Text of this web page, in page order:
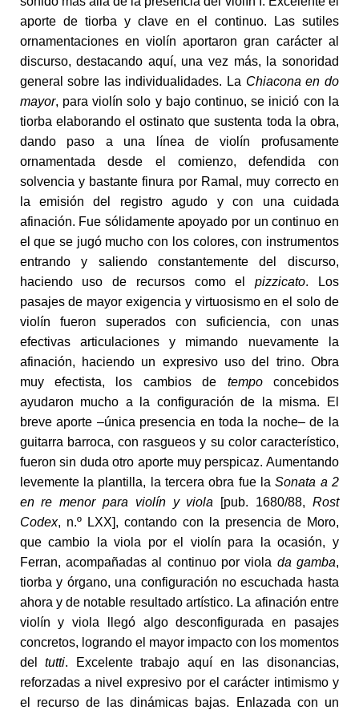
aporte de tiorba y clave en el continuo. Las sutiles
ornamentaciones en violín aportaron gran carácter al
discurso, destacando aquí, una vez más, la sonoridad
general sobre las individualidades. La Chiacona en do
mayor, para violín solo y bajo continuo, se inició con la
tiorba elaborando el ostinato que sustenta toda la obra,
dando paso a una línea de violín profusamente
ornamentada desde el comienzo, defendida con
solvencia y bastante finura por Ramal, muy correcto en
la emisión del registro agudo y con una cuidada
afinación. Fue sólidamente apoyado por un continuo en
el que se jugó mucho con los colores, con instrumentos
entrando y saliendo constantemente del discurso,
haciendo uso de recursos como elpizzicato. Los
pasajes de mayor exigencia y virtuosismo en el solo de
violín fueron superados con suficiencia, con unas
efectivas articulaciones y mimando nuevamente la
afinación, haciendo un expresivo uso del trino. Obra
muy efectista, los cambios de tempoconcebidos
ayudaron mucho a la configuración de la misma. El
breve aporte –única presencia en toda la noche– de la
guitarra barroca, con rasgueos y su color característico,
fueron sin duda otro aporte muy perspicaz. Aumentando
levemente la plantilla, la tercera obra fue laSonata a 2
en re menor para violín y viola [pub. 1680/88, Rost
Codex, n.º LXX], contando con la presencia de Moro,
que cambio la viola por el violín para la ocasión, y
Ferran, acompañadas al continuo por viola da gamba,
tiorba y órgano, una configuración no escuchada hasta
ahora y de notable resultado artístico. La afinación entre
violín y viola llegó algo desconfigurada en pasajes
concretos, logrando el mayor impacto con los momentos
deltutti. Excelente trabajo aquí en las disonancias,
reforzadas a nivel expresivo por el carácter intimismo y
el recurso de las dinámicas bajas. Enlazada con un